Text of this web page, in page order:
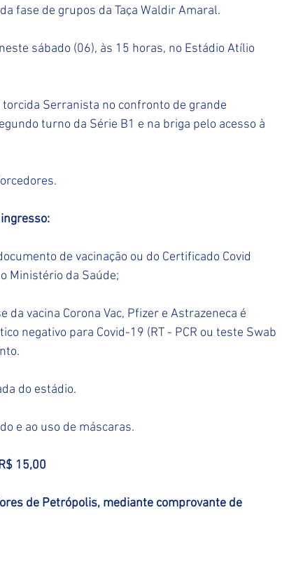
fase de grupos da Taça Waldir Amaral.
sábado (06), às 15 horas, no Estádio Atílio
Serranista no confronto de grande
turno da Série B1 e na briga pelo acesso à
de vacinação ou do Certificado Covid
Ministério da Saúde;
vacina Corona Vac, Pfizer e Astrazeneca é
negativo para Covid-19 (RT - PCR ou teste Swab
do estádio.
e ao uso de máscaras.
15,00
de Petrópolis, mediante comprovante de